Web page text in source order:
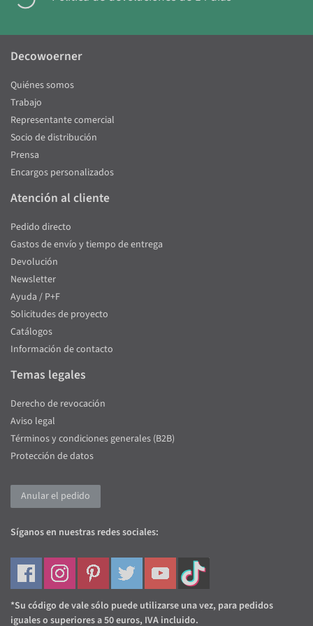
Decowoerner
Quiénes somos
Trabajo
Representante comercial
Socio de distribución
Prensa
Encargos personalizados
Atención al cliente
Pedido directo
Gastos de envío y tiempo de entrega
Devolución
Newsletter
Ayuda / P+F
Solicitudes de proyecto
Catálogos
Información de contacto
Temas legales
Derecho de revocación
Aviso legal
Términos y condiciones generales (B2B)
Protección de datos
Anular el pedido
Síganos en nuestras redes sociales:
*Su código de vale sólo puede utilizarse una vez, para pedidos
iguales o superiores a 50 euros, IVA incluido.